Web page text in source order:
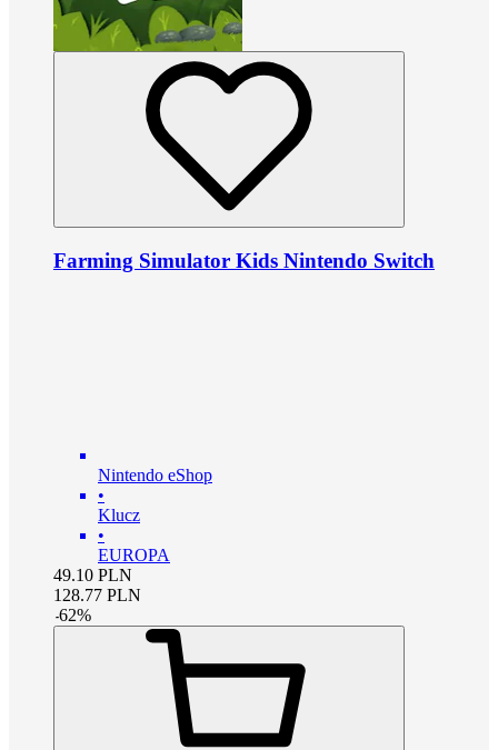
Farming Simulator Kids Nintendo Switch
Nintendo eShop
•
Klucz
•
EUROPA
49.10 PLN
128.77 PLN
-62%